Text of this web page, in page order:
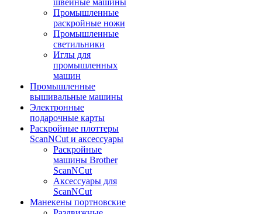
швейные машины
Промышленные
раскройные ножи
Промышленные
светильники
Иглы для
промышленных
машин
Промышленные
вышивальные машины
Электронные
подарочные карты
Раскройные плоттеры
ScanNCut и аксессуары
Раскройные
машины Brother
ScanNCut
Аксессуары для
ScanNCut
Манекены портновские